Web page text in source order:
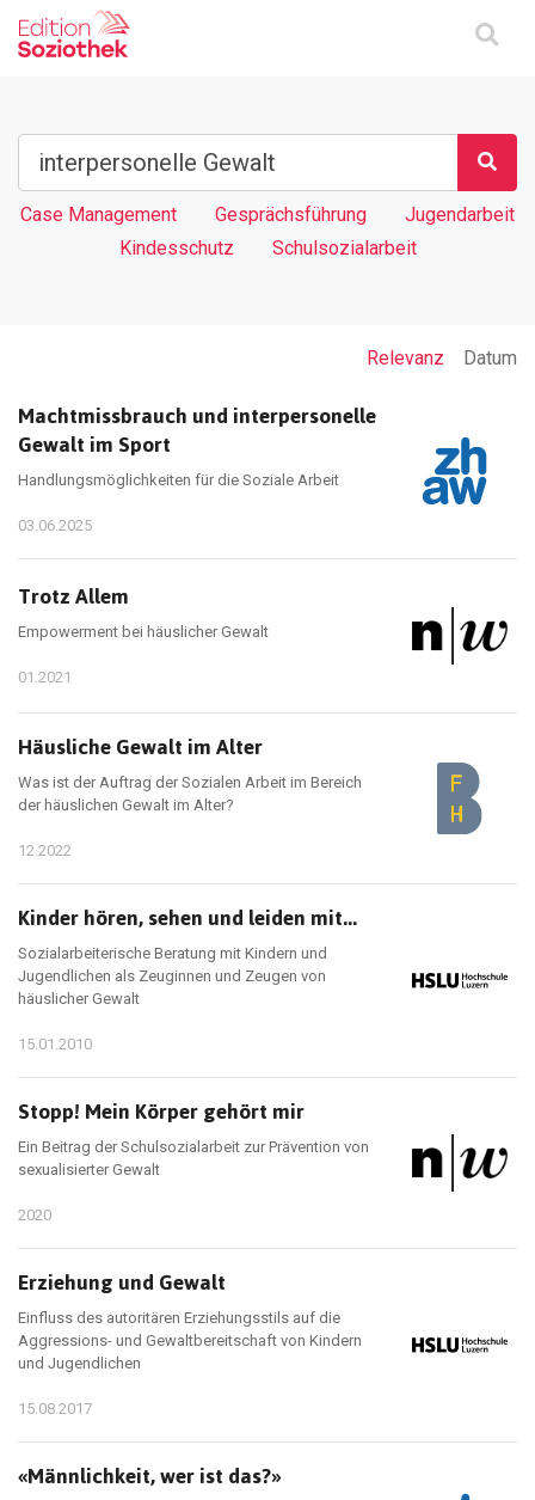
Case Management Gesprächsführung
Jugendarbeit
Kindesschutz
Schulsozialarbeit
Relevanz Datum
Machtmissbrauch und interpersonelle
Gewalt im Sport
Handlungsmöglichkeiten für die Soziale Arbeit
03.06.2025
Trotz Allem
Empowerment bei häuslicher Gewalt
01.2021
Häusliche Gewalt im Alter
Was ist der Auftrag der Sozialen Arbeit im Bereich
der häuslichen Gewalt im Alter?
12.2022
Kinder hören, sehen und leiden mit...
Sozialarbeiterische Beratung mit Kindern und
Jugendlichen als Zeuginnen und Zeugen von
häuslicher Gewalt
15.01.2010
Stopp! Mein Körper gehört mir
Ein Beitrag der Schulsozialarbeit zur Prävention von
sexualisierter Gewalt
2020
Erziehung und Gewalt
Einfluss des autoritären Erziehungsstils auf die
Aggressions- und Gewaltbereitschaft von Kindern
und Jugendlichen
15.08.2017
«Männlichkeit, wer ist das?»